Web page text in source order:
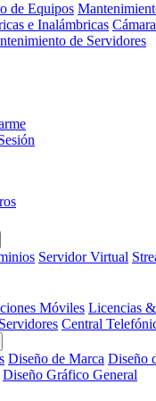
de Equipos
e Inalámbricas
de Servidores
Servidor Virtual
Móviles Licencias
Central
Diseño de Marca Diseño
Diseño Gráfico General